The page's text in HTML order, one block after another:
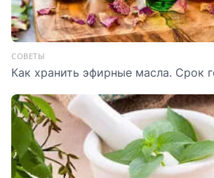
СОВЕТЫ
Как хранить эфирные масла. Срок